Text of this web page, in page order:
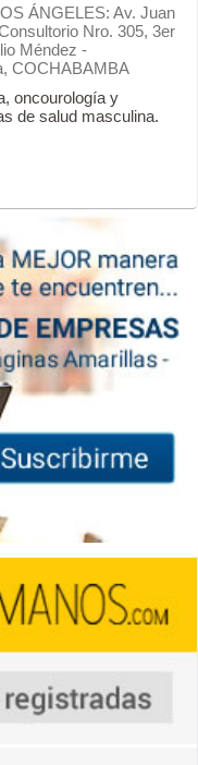
ÁNGELES: Av. Juan
Nro. 305, 3er
Méndez -
COCHABAMBA
oncourología y
de salud masculina.